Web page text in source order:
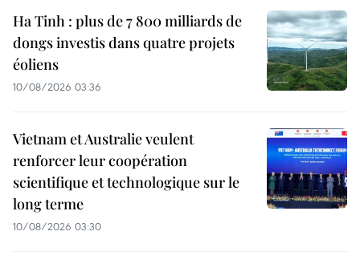
Ha Tinh : plus de 7 800 milliards de
dongs investis dans quatre projets
éoliens
10/08/2026 03:36
Vietnam et Australie veulent
renforcer leur coopération
scientifique et technologique sur le
long terme
10/08/2026 03:30